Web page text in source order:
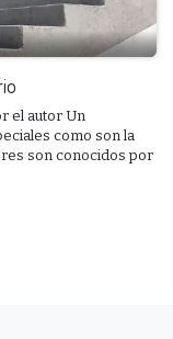
el autor Un
como son la
son conocidos por